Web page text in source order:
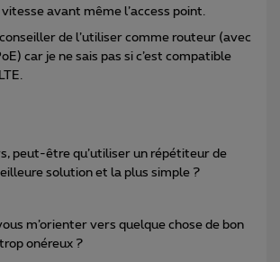
avant même l’access point.
de l’utiliser comme routeur (avec
car je ne sais pas si c’est compatible
peut-être qu’utiliser un répétiteur de
solution et la plus simple ?
m’orienter vers quelque chose de bon
onéreux ?